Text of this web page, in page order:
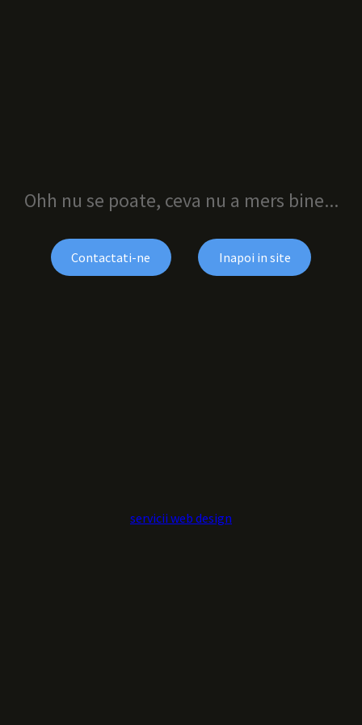
Ohh nu se poate, ceva nu a mers bine...
Contactati-ne Inapoi in site
servicii web design